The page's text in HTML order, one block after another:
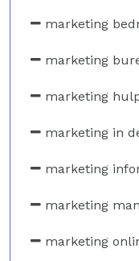
marketing
marketing
marketing
marketing in
marketing
marketing
marketing